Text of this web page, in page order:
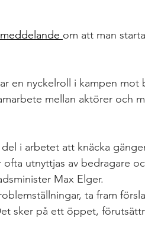
om att man
en nyckelroll i kampen mot
mellan aktörer och
i arbetet att knäcka
utnyttjas av bedragare
Max Elger.
ta fram
sker på ett öppet,